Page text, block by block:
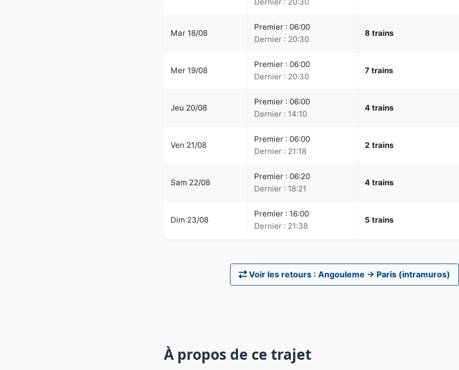
Dernier : 20:30
Mar 18/08
Premier : 06:00
Dernier : 20:30
8 trains
Mer 19/08
Premier : 06:00
Dernier : 20:30
7 trains
Jeu 20/08
Premier : 06:00
Dernier : 14:10
4 trains
Ven 21/08
Premier : 06:00
Dernier : 21:18
2 trains
Sam 22/08
Premier : 06:20
Dernier : 18:21
4 trains
Dim 23/08
Premier : 16:00
Dernier : 21:38
5 trains
Voir les retours : Angouleme → Paris (intramuros)
À propos de ce trajet